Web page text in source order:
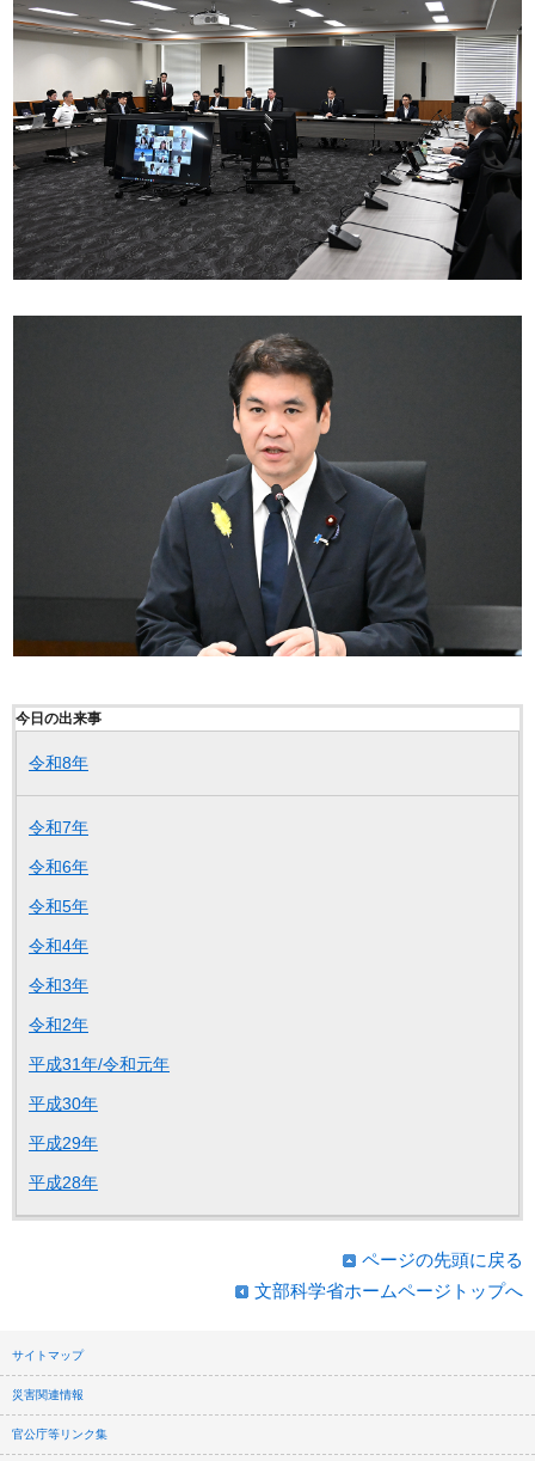
今日の出来事
令和8年
令和7年
令和6年
令和5年
令和4年
令和3年
令和2年
平成31年/令和元年
平成30年
平成29年
平成28年
ページの先頭に戻る
文部科学省ホームページトップへ
サイトマップ
災害関連情報
官公庁等リンク集